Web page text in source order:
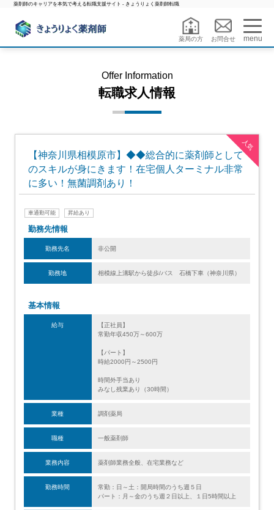
薬剤師のキャリアを本気で考える転職支援サイト - きょうりょく薬剤師転職
薬局の方 お問合せ menu
Offer Information
転職求人情報
人気
【神奈川県相模原市】◆◆総合的に薬剤師として
のスキルが身にきます！在宅個人ターミナル非常
に多い！無菌調剤あり！
車通勤可能 昇給あり
勤務先情報
勤務先名 非公開
勤務地 相模線上溝駅から徒歩/バス 石橋下車（神奈川県）
基本情報
給与
【正社員】
常勤年収450万～600万
【パート】
時給2000円～2500円
時間外手当あり
みなし残業あり（30時間）
業種 調剤薬局
職種 一般薬剤師
業務内容 薬剤師業務全般、在宅業務など
勤務時間
常勤：日～土：開局時間のうち週５日
パート：月～金のうち週２日以上、１日5時間以上